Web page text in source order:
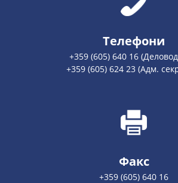
Телефони
+359 (605) 640 16
+359 (605) 624 23 (Адм.
Факс
+359 (605) 640 16